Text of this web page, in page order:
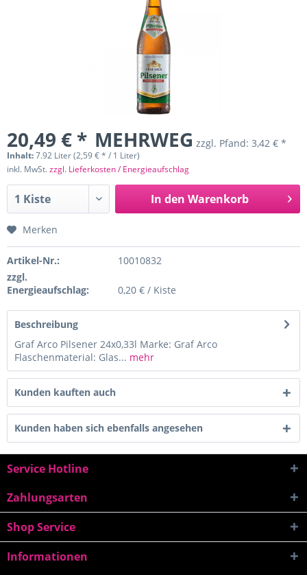
20,49 € * MEHRWEG zzgl. Pfand: 3,42 € *
Inhalt:7.92 Liter (2,59 € * / 1 Liter)
inkl. MwSt.zzgl. Lieferkosten / Energieaufschlag
In den Warenkorb
Merken
Artikel-Nr.:
10010832
zzgl.
Energieaufschlag:
0,20 € / Kiste
Beschreibung
Graf Arco Pilsener 24x0,33l Marke: Graf Arco
Flaschenmaterial: Glas... mehr
Kunden kauften auch
Kunden haben sich ebenfalls angesehen
Service Hotline
Zahlungsarten
Shop Service
Informationen